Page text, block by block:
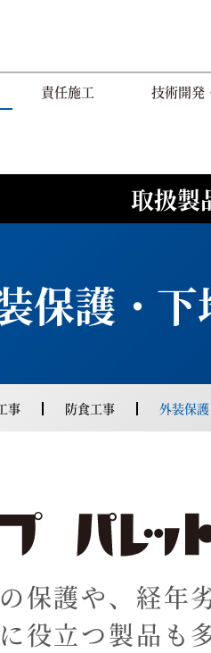
責任施工 技術開発
取扱製
保護・
事 防食工事 外装保
保護や、経年
役立つ製品も